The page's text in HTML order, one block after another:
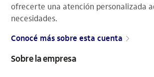
ofrecerte una atención personalizada
necesidades.
Conocé más sobre esta cuenta
Sobre la empresa